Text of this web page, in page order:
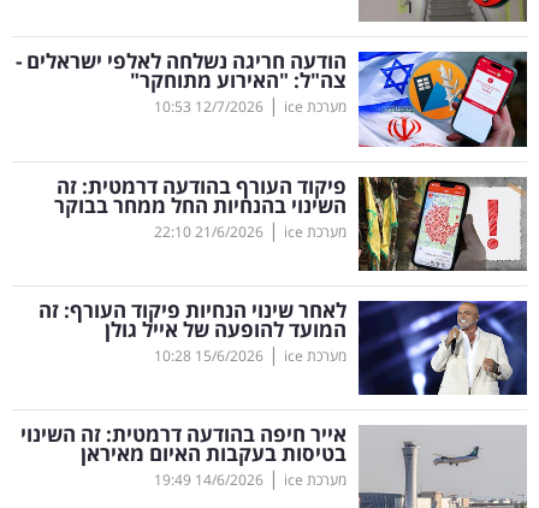
שיווק
ופרסום
משפט
מדדים
ומחקרים
דעות
רכילות
עסקית
קריפטו
ויראלי
הודעה חריגה נשלחה לאלפי ישראלים -
צה"ל: "האירוע מתוחקר"
מערכת ice |
12/7/2026
10:53
פיקוד העורף בהודעה דרמטית: זה
השינוי בהנחיות החל ממחר בבוקר
מערכת ice |
21/6/2026
22:10
לאחר שינוי הנחיות פיקוד העורף: זה
המועד להופעה של אייל גולן
מערכת ice |
15/6/2026
10:28
אייר חיפה בהודעה דרמטית: זה השינוי
בטיסות בעקבות האיום מאיראן
מערכת ice |
14/6/2026
19:49